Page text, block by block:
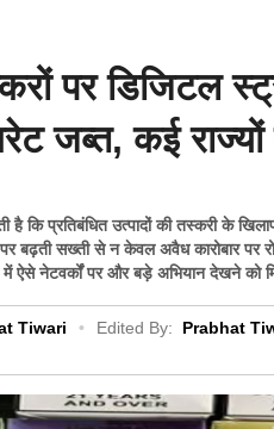
पर डिजिटल
जब्त, कई राज्यों
है कि प्रतिबंधित उत्पादों की तस्करी के
पर बढ़ती सख्ती से न केवल अवैध कारोबार
ऐसे नेटवर्कों पर और बड़े अभियान देखने को
Tiwari • Edited By: Prabhat